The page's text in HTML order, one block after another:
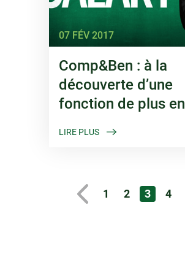
07 FÉV 2017
Comp&Ben : à la
découverte d’une
fonction de plus en
LIRE PLUS
1 2 3 4